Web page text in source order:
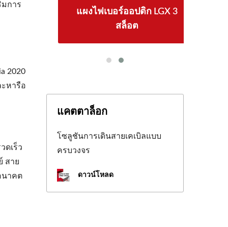
การ
2020
หารือ
ดเร็ว
สาย
นาคต
แผงไฟเบอร์ออปติก LGX 3
สล็อต
แคตตาล็อก
โซลูชันการเดินสายเคเบิลแบบ
ครบวงจร
ดาวน์โหลด